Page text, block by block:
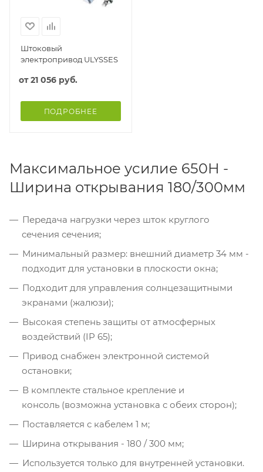
Штоковый
электропривод ULYSSES
от21 056 руб.
ПОДРОБНЕЕ
Максимальное усилие 650Н -
Ширина открывания 180/300мм
Передача нагрузки через шток круглого
сечения сечения;
Минимальный размер: внешний диаметр 34 мм -
подходит для установки в плоскости окна;
Подходит для управления солнцезащитными
экранами (жалюзи);
Высокая степень защиты от атмосферных
воздействий (IP 65);
Привод снабжен электронной системой
остановки;
В комплекте стальное крепление и
консоль (возможна установка с обеих сторон);
Поставляется с кабелем 1 м;
Ширина открывания - 180 / 300 мм;
Используется только для внутренней установки.